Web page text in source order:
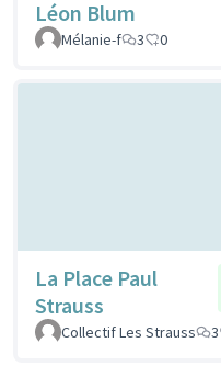
Léon Blum
Mélanie-f
3 0
La Place Paul
Strauss
Collectif Les Strauss
3